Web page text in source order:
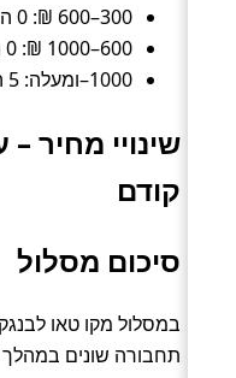
300–600 ₪: 0 הצעות (כ־0%).
600–1000 ₪: 0 הצעות (כ־0%).
1000–ומעלה: 5 הצעות (כ־3%).
שינויי מחיר –
קודם
סיכום מסלול
תחבורה שונים במהלך 365 הימים האחרונים.